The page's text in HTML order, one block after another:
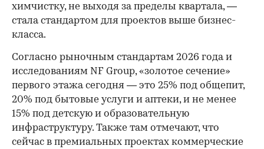
химчистку, не выходя за пределы квартала, —
стала стандартом для проектов выше бизнес-
класса.
Согласно рыночным стандартам 2026 года и
исследованиям NF Group, «золотое сечение»
первого этажа сегодня — это 25% под общепит,
20% под бытовые услуги и аптеки, и не менее
15% под детскую и образовательную
инфраструктуру. Также там отмечают, что
сейчас в премиальных проектах коммерческие